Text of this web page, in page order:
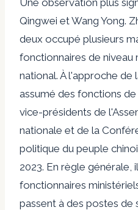
Qingwei et Wang Yong.
deux occupé plusieurs
fonctionnaires de niveau
national. À l'approche de
assumé des fonctions
vice-présidents de
nationale et de la
politique du peuple
2023. En règle générale,
fonctionnaires
passent à des postes de